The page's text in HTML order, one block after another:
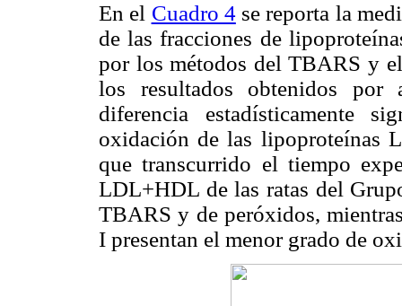
En el Cuadro 4se reporta la
de las fracciones de
por los métodos del TBARS y
los resultados obtenidos por
diferencia estadísticamente
oxidación de las lipoproteínas
que transcurrido el tiempo
LDL+HDL de las ratas del
TBARS y de peróxidos,
I presentan el menor grado de